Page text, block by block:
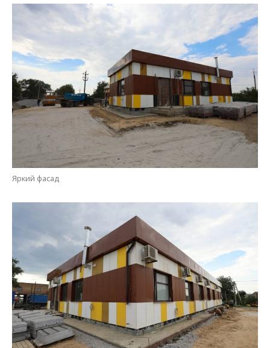
Яркий фасад
Красивая амбулатория на улице Чалого